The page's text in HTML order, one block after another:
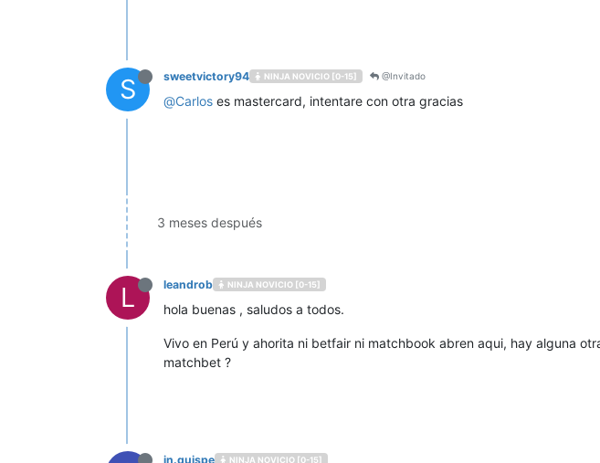
S sweetvictory94 NINJA NOVICIO [0-15] @Invitado
@Carlos es mastercard, intentare con otra gracias
3 meses después
L leandrob NINJA NOVICIO [0-15]
hola buenas , saludos a todos.
Vivo en Perú y ahorita ni betfair ni matchbook abren aqui, hay alguna
matchbet ?
in.quispe NINJA NOVICIO [0-15]